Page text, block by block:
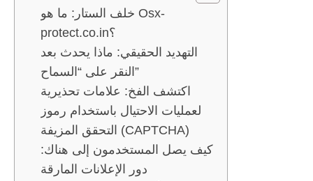
خلف الستار: ما هو Osx-
protect.co.in؟
التهديد الحقيقي: ماذا يحدث بعد
النقر على “السماح”
اكتشف الفخ: علامات تحذيرية
لعمليات الاحتيال باستخدام رموز
التحقق المزيفة (CAPTCHA)
كيف يصل المستخدمون إلى هناك:
دور الإعلانات المارقة